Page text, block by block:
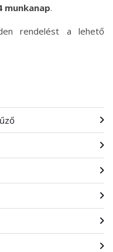
munkanap.
rendelést a lehető